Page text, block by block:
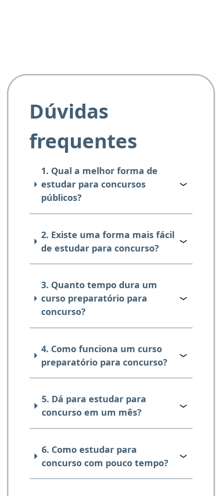
Dúvidas
frequentes
1. Qual a melhor forma de
estudar para concursos
públicos?
2. Existe uma forma mais fácil
de estudar para concurso?
3. Quanto tempo dura um
curso preparatório para
concurso?
4. Como funciona um curso
preparatório para concurso?
5. Dá para estudar para
concurso em um mês?
6. Como estudar para
concurso com pouco tempo?